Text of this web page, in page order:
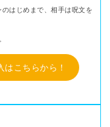
はじめまで、相手は呪文を
はこちらから！